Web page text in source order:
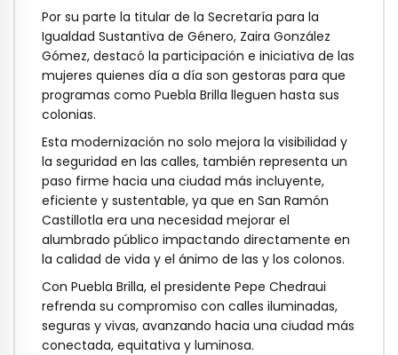
Por su parte la titular de la Secretaría para la
Igualdad Sustantiva de Género, Zaira González
Gómez, destacó la participación e iniciativa de las
mujeres quienes día a día son gestoras para que
programas como Puebla Brilla lleguen hasta sus
colonias.
Esta modernización no solo mejora la visibilidad y
la seguridad en las calles, también representa un
paso firme hacia una ciudad más incluyente,
eficiente y sustentable, ya que en San Ramón
Castillotla era una necesidad mejorar el
alumbrado público impactando directamente en
la calidad de vida y el ánimo de las y los colonos.
Con Puebla Brilla, el presidente Pepe Chedraui
refrenda su compromiso con calles iluminadas,
seguras y vivas, avanzando hacia una ciudad más
conectada, equitativa y luminosa.